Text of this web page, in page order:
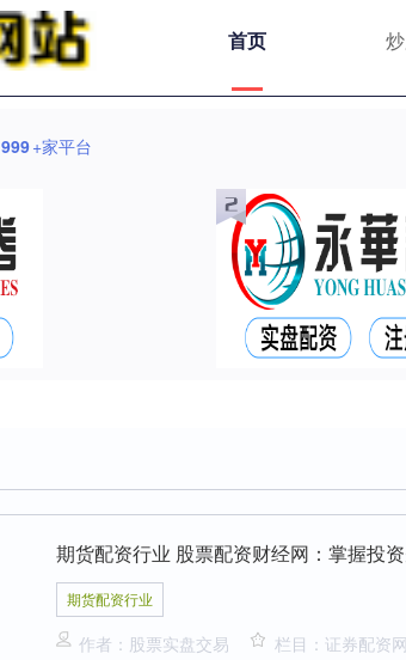
首页
999+家平台
期货配资行业 股票配资财经网：掌握投
期货配资行业
作者：股票实盘交易 栏目：证券配资网